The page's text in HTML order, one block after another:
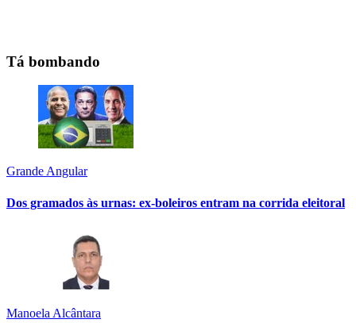
Tá bombando
Grande Angular
Dos gramados às urnas: ex-boleiros entram na corrida eleitoral
Manoela Alcântara